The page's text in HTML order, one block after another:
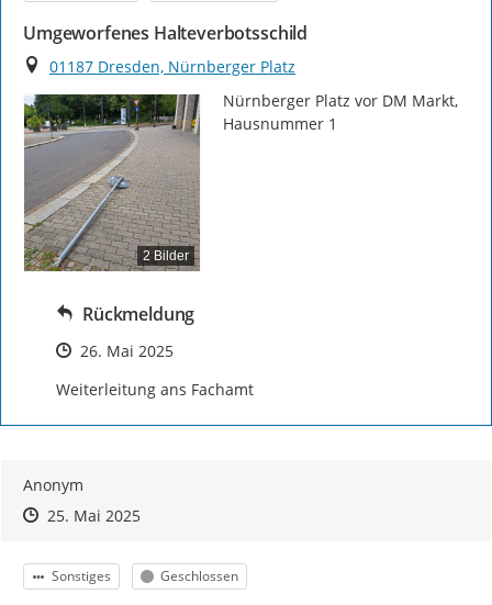
Umgeworfenes Halteverbotsschild
Ort
01187 Dresden, Nürnberger Platz
2 Bilder
Nürnberger Platz vor DM Markt,
Hausnummer 1
Rückmeldung
Zeitpunkt des Erstellens
26. Mai 2025
Weiterleitung ans Fachamt
Anonym
Zeitpunkt des Erstellens
Zeitpunkt des Erstellens
25. Mai 2025Zur Äußerung
Kategorie
Sonstiges Status
Geschlossen